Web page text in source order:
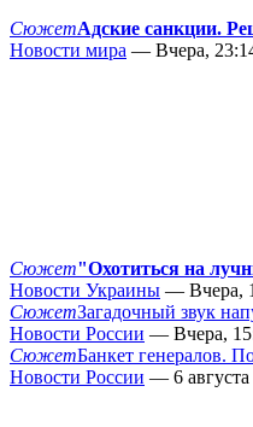
СюжетАдские санкции.
Новости мира — Вчера,
Сюжет"Охотиться на
Новости Украины — Вчера,
СюжетЗагадочный звук
Новости России — Вчера,
СюжетБанкет генералов.
Новости России — 6 августа